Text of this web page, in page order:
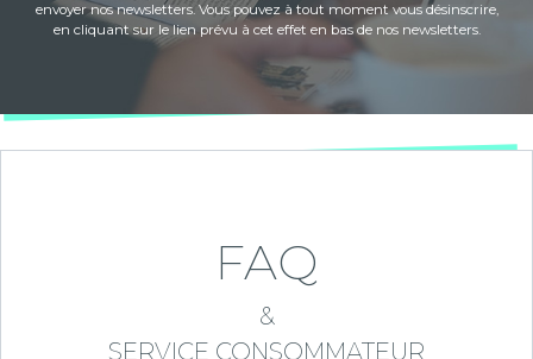
envoyer nos newsletters. Vous pouvez à tout moment vous désinscrire,
en cliquant sur le lien prévu à cet effet en bas de nos newsletters.
FAQ
&
SERVICE CONSOMMATEUR